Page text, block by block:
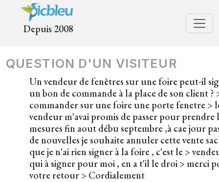
Depuis 2008
QUESTION D'UN VISITEUR
Un vendeur de fenêtres sur une foire peut-il
un bon de commande à la place de son client ?
commander sur une foire une porte fenetre >
vendeur m'avai promis de passer pour prendre
mesures fin aout débu septembre ,à cae jour
de nouvelles je souhaite annuler cette vente
que je n'ai rien signer à la foire , c'est le >
qui à signer pour moi , en a t'il le droi > merci
votre retour > Cordialement